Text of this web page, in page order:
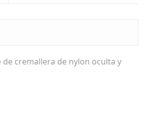
de cremallera de nylon oculta y